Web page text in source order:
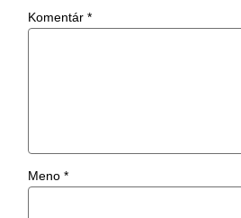
Komentár *
Meno *